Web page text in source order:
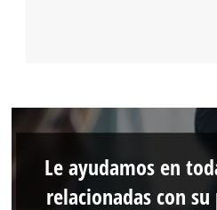
Le ayudamos en
relacionadas con